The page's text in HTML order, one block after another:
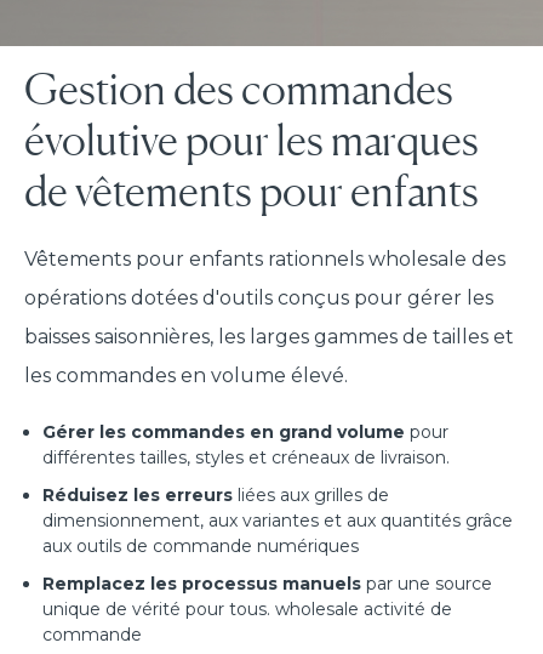
Gestion des commandes
évolutive pour les marques
de vêtements pour enfants
Vêtements pour enfants rationnels wholesale des
opérations dotées d'outils conçus pour gérer les
baisses saisonnières, les larges gammes de tailles et
les commandes en volume élevé.
Gérer les commandes en grand volume pour
différentes tailles, styles et créneaux de livraison.
Réduisez les erreurs liées aux grilles de
dimensionnement, aux variantes et aux quantités grâce
aux outils de commande numériques
Remplacez les processus manuels par une source
unique de vérité pour tous. wholesale activité de
commande